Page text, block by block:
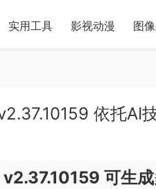
实用工具 影视动漫 图
依托AI
可生成